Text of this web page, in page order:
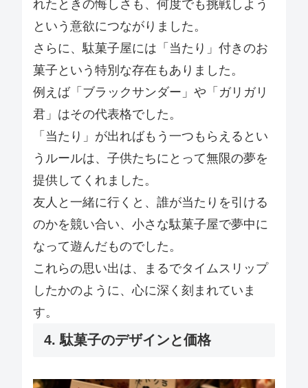
れたときの悔しさも、何度でも挑戦しよう
という意欲につながりました。
さらに、駄菓子屋には「当たり」付きのお
菓子という特別な存在もありました。
例えば「ブラックサンダー」や「ガリガリ
君」はその代表格でした。
「当たり」が出ればもう一つもらえるとい
うルールは、子供たちにとって無限の夢を
提供してくれました。
友人と一緒に行くと、誰が当たりを引ける
のかを競い合い、小さな駄菓子屋で夢中に
なって遊んだものでした。
これらの思い出は、まるでタイムスリップ
したかのように、心に深く刻まれていま
す。
4. 駄菓子のデザインと価格